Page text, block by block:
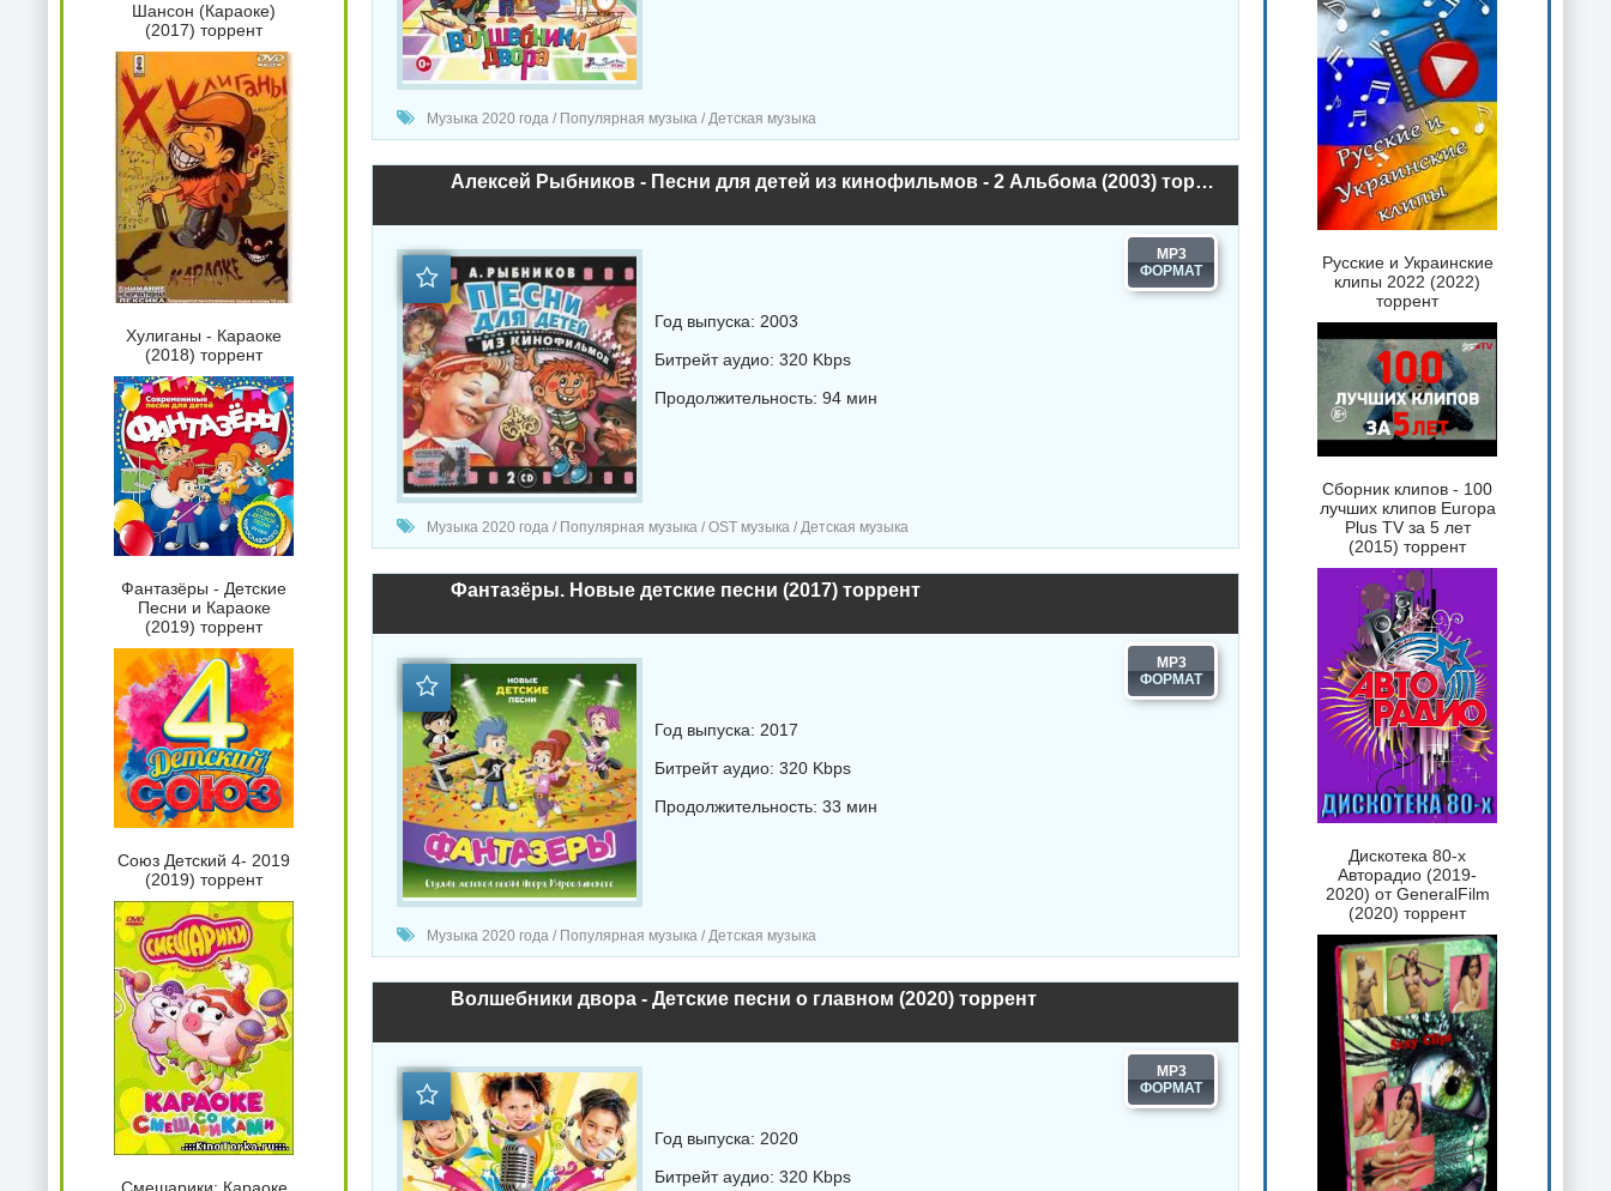
Музыка 2020 года / Популярная музыка / Детская музыка
Алексей Рыбников - Песни для детей из кинофильмов - 2 Альбома (2003) торрент
MP3
Год выпуска: 2003
Битрейт аудио: 320 Kbps
Продолжительность: 94 мин
Музыка 2020 года / Популярная музыка / OST музыка / Детская музыка
Фантазёры. Новые детские песни (2017) торрент
MP3
Год выпуска: 2017
Битрейт аудио: 320 Kbps
Продолжительность: 33 мин
Музыка 2020 года / Популярная музыка / Детская музыка
Волшебники двора - Детские песни о главном (2020) торрент
MP3
Год выпуска: 2020
Битрейт аудио: 320 Kbps
Шансон (Караоке)
(2017) торрент
Хулиганы - Караоке
(2018) торрент
Фантазёры - Детские
Песни и Караоке
(2019) торрент
Союз Детский 4- 2019
(2019) торрент
Русские и Украинские
клипы 2022 (2022)
торрент
Сборник клипов - 100
лучших клипов Europa
Plus TV за 5 лет
(2015) торрент
Дискотека 80-х
Авторадио (2019-
2020) от GeneralFilm
(2020) торрент